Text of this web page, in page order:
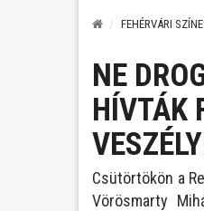
FEHÉRVÁRI
NE
HÍVTÁK
Csütörtökön a
Vörösmarty